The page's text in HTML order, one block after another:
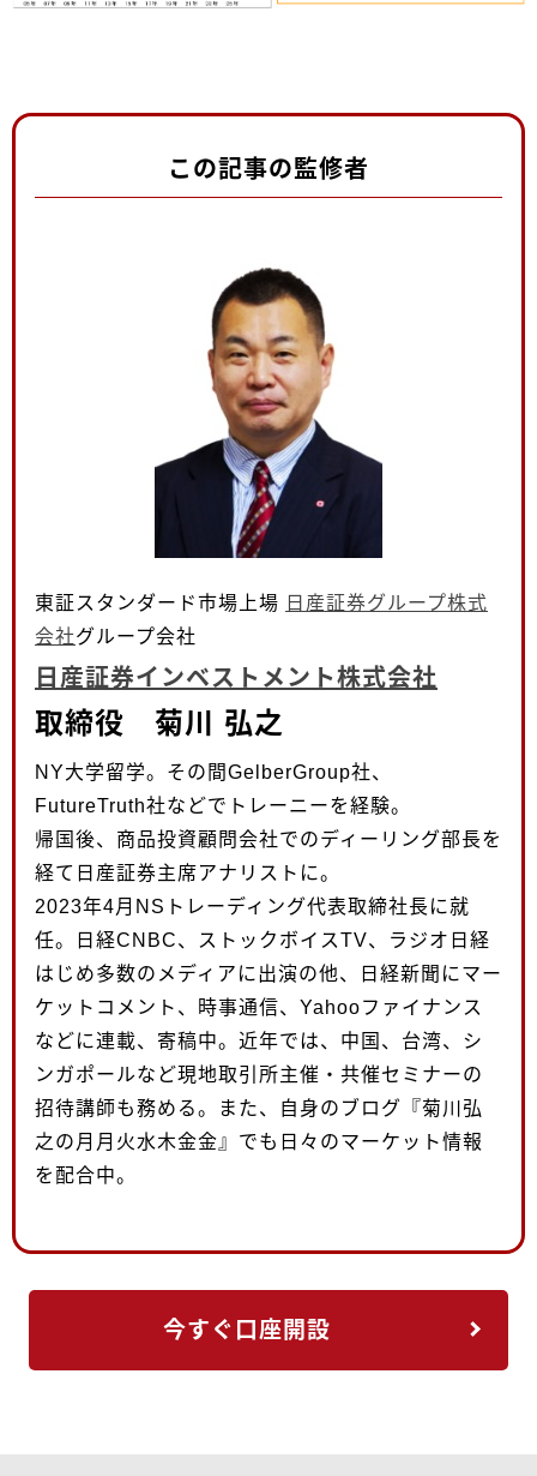
この記事の監修者
東証スタンダード市場上場 日産証券グループ株式
会社グループ会社
日産証券インベストメント株式会社
取締役 菊川 弘之
NY大学留学。その間GelberGroup社、
FutureTruth社などでトレーニーを経験。
帰国後、商品投資顧問会社でのディーリング部長を
経て日産証券主席アナリストに。
2023年4月NSトレーディング代表取締社長に就
任。日経CNBC、ストックボイスTV、ラジオ日経
はじめ多数のメディアに出演の他、日経新聞にマー
ケットコメント、時事通信、Yahooファイナンス
などに連載、寄稿中。近年では、中国、台湾、シ
ンガポールなど現地取引所主催・共催セミナーの
招待講師も務める。また、自身のブログ『菊川弘
之の月月火水木金金』でも日々のマーケット情報
を配合中。
今すぐ口座開設